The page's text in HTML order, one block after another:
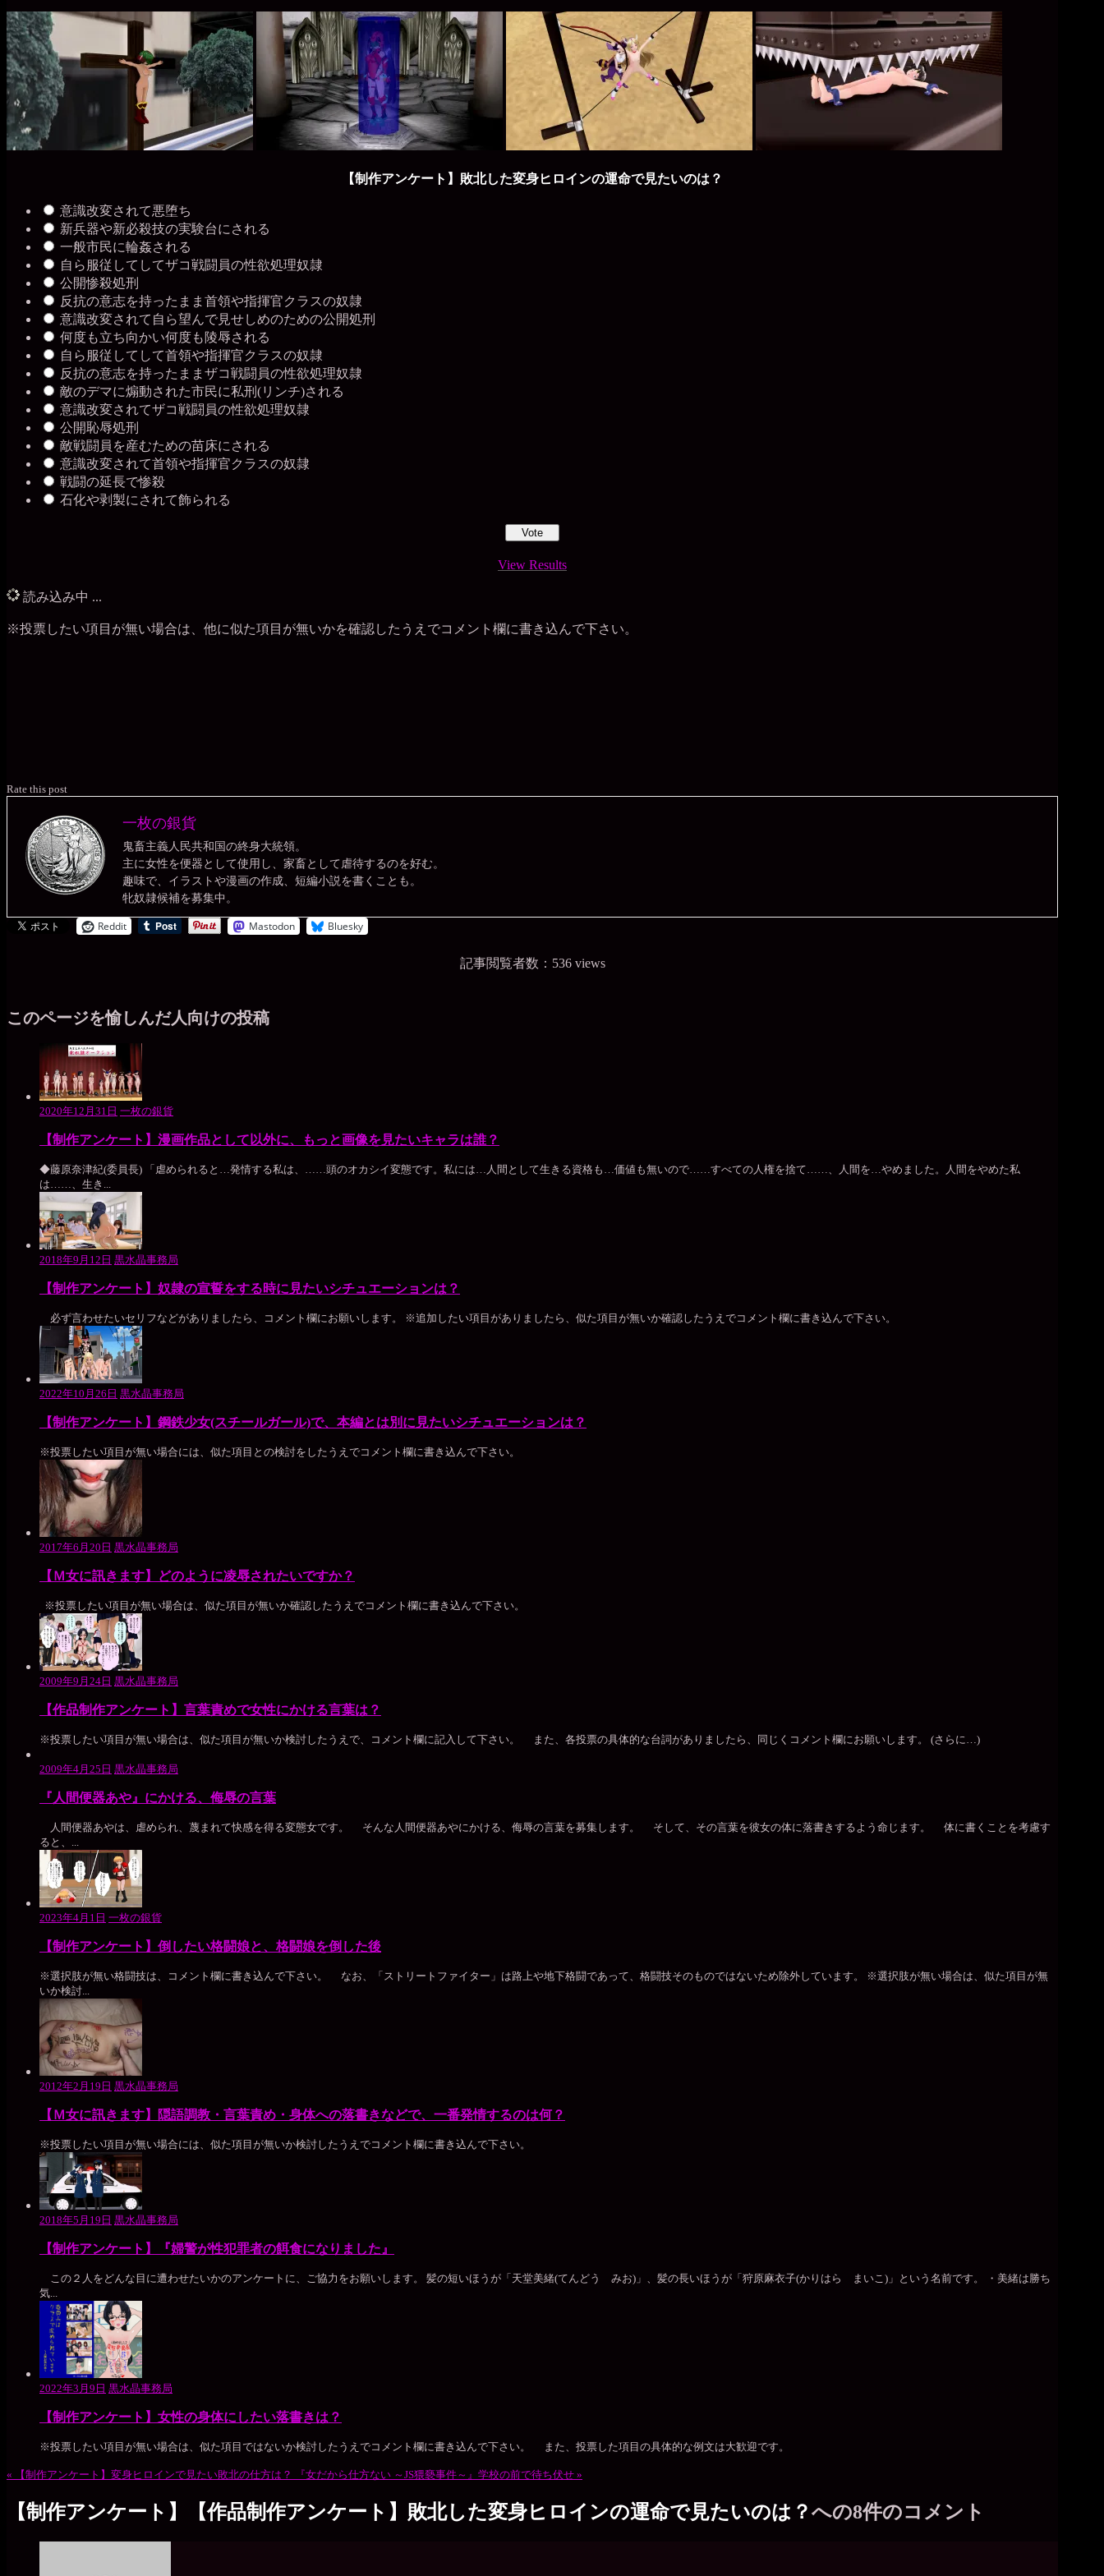
銀
稿
グ
ル
ー
プ
グ
【制作アンケート】敗北した変身ヒロインの運命で見たいのは？
意識改変されて悪堕ち
新兵器や新必殺技の実験台にされる
一般市民に輪姦される
自ら服従してしてザコ戦闘員の性欲処理奴隷
公開惨殺処刑
反抗の意志を持ったまま首領や指揮官クラスの奴隷
意識改変されて自ら望んで見せしめのための公開処刑
何度も立ち向かい何度も陵辱される
自ら服従してして首領や指揮官クラスの奴隷
反抗の意志を持ったままザコ戦闘員の性欲処理奴隷
敵のデマに煽動された市民に私刑(リンチ)される
意識改変されてザコ戦闘員の性欲処理奴隷
公開恥辱処刑
敵戦闘員を産むための苗床にされる
意識改変されて首領や指揮官クラスの奴隷
戦闘の延長で惨殺
石化や剥製にされて飾られる
View Results
読み込み中 ...
※投票したい項目が無い場合は、他に似た項目が無いかを確認したうえでコメント欄に書き込んで下さい。
Rate this post
一枚の銀貨
鬼畜主義人民共和国の終身大統領。
主に女性を便器として使用し、家畜として虐待するのを好む。
趣味で、イラストや漫画の作成、短編小説を書くことも。
牝奴隷候補を募集中。
Reddit Mastodon Bluesky
記事閲覧者数：536 views
このページを愉しんだ人向けの投稿
2020年12月31日 一枚の銀貨
【制作アンケート】漫画作品として以外に、もっと画像を見たいキャラは誰？
◆藤原奈津紀(委員長) 「虐められると…発情する私は、……頭のオカシイ変態です。私には…人間として生きる資格も…価値も無いので……すべての人権を捨て……、人間を…やめました。人間をやめた私
は……、生き...
2018年9月12日 黒水晶事務局
【制作アンケート】奴隷の宣誓をする時に見たいシチュエーションは？
必ず言わせたいセリフなどがありましたら、コメント欄にお願いします。 ※追加したい項目がありましたら、似た項目が無いか確認したうえでコメント欄に書き込んで下さい。
2022年10月26日 黒水晶事務局
【制作アンケート】鋼鉄少女(スチールガール)で、本編とは別に見たいシチュエーションは？
※投票したい項目が無い場合には、似た項目との検討をしたうえでコメント欄に書き込んで下さい。
2017年6月20日 黒水晶事務局
【Ｍ女に訊きます】どのように凌辱されたいですか？
※投票したい項目が無い場合は、似た項目が無いか確認したうえでコメント欄に書き込んで下さい。
2009年9月24日 黒水晶事務局
【作品制作アンケート】言葉責めで女性にかける言葉は？
※投票したい項目が無い場合は、似た項目が無いか検討したうえで、コメント欄に記入して下さい。 また、各投票の具体的な台詞がありましたら、同じくコメント欄にお願いします。 (さらに…)
2009年4月25日 黒水晶事務局
『人間便器あや』にかける、侮辱の言葉
人間便器あやは、虐められ、蔑まれて快感を得る変態女です。 そんな人間便器あやにかける、侮辱の言葉を募集します。 そして、その言葉を彼女の体に落書きするよう命じます。 体に書くことを考慮す
ると、...
2023年4月1日 一枚の銀貨
【制作アンケート】倒したい格闘娘と、格闘娘を倒した後
※選択肢が無い格闘技は、コメント欄に書き込んで下さい。 なお、「ストリートファイター」は路上や地下格闘であって、格闘技そのものではないため除外しています。 ※選択肢が無い場合は、似た項目が無
いか検討...
2012年2月19日 黒水晶事務局
【Ｍ女に訊きます】隠語調教・言葉責め・身体への落書きなどで、一番発情するのは何？
※投票したい項目が無い場合には、似た項目が無いか検討したうえでコメント欄に書き込んで下さい。
2018年5月19日 黒水晶事務局
【制作アンケート】『婦警が性犯罪者の餌食になりました』
この２人をどんな目に遭わせたいかのアンケートに、ご協力をお願いします。 髪の短いほうが「天堂美緒(てんどう みお)」、髪の長いほうが「狩原麻衣子(かりはら まいこ)」という名前です。 ・美緒は勝ち
気...
2022年3月9日 黒水晶事務局
【制作アンケート】女性の身体にしたい落書きは？
※投票したい項目が無い場合は、似た項目ではないか検討したうえでコメント欄に書き込んで下さい。 また、投票した項目の具体的な例文は大歓迎です。
« 【制作アンケート】変身ヒロインで見たい敗北の仕方は？ 『女だから仕方ない ～JS猥褻事件～』学校の前で待ち伏せ »
【制作アンケート】【作品制作アンケート】敗北した変身ヒロインの運命で見たいのは？への8件のコメント